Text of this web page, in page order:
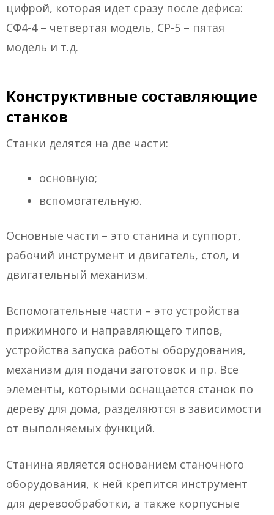
цифрой, которая идет сразу после дефиса:
СФ4-4 – четвертая модель, СР-5 – пятая
модель и т.д.
Конструктивные составляющие
станков
Станки делятся на две части:
основную;
вспомогательную.
Основные части – это станина и суппорт,
рабочий инструмент и двигатель, стол, и
двигательный механизм.
Вспомогательные части – это устройства
прижимного и направляющего типов,
устройства запуска работы оборудования,
механизм для подачи заготовок и пр. Все
элементы, которыми оснащается станок по
дереву для дома, разделяются в зависимости
от выполняемых функций.
Станина является основанием станочного
оборудования, к ней крепится инструмент
для деревообработки, а также корпусные